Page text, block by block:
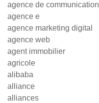
agence de communication
agence e
agence marketing digital
agence web
agent immobilier
agricole
alibaba
alliance
alliances